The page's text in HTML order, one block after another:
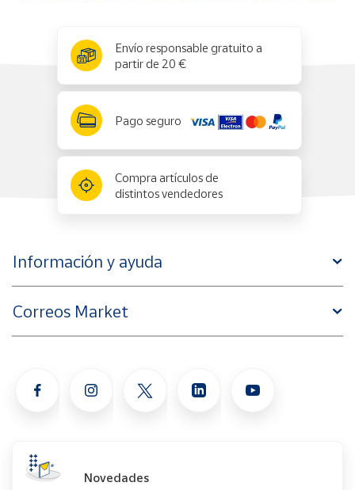
Envío responsable gratuito a
partir de 20 €
Pago seguro
Compra artículos de
distintos vendedores
Información y ayuda
Correos Market
Novedades